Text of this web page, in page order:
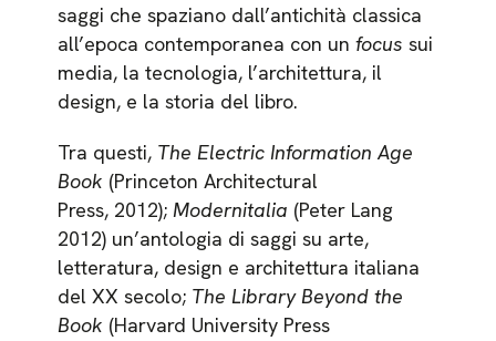
saggi che spaziano dall’antichità classica
all’epoca contemporanea con un focus sui
media, la tecnologia, l’architettura, il
design, e la storia del libro.
Tra questi, The Electric Information Age
Book (Princeton Architectural
Press, 2012); Modernitalia (Peter Lang
2012) un’antologia di saggi su arte,
letteratura, design e architettura italiana
del XX secolo; The Library Beyond the
Book (Harvard University Press